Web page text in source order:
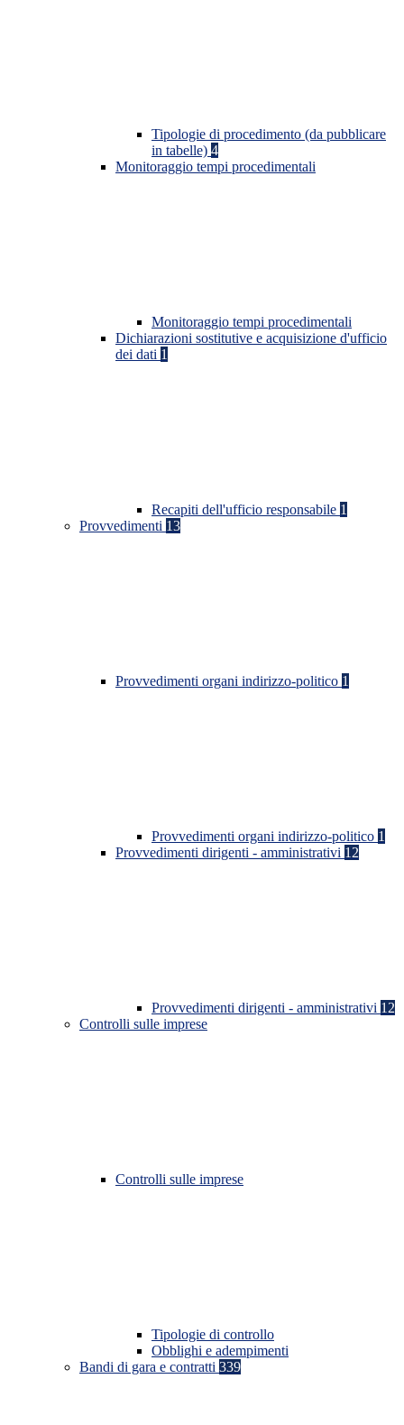
Tipologie di procedimento (da pubblicare
in tabelle) 4
Monitoraggio tempi procedimentali
Monitoraggio tempi procedimentali
Dichiarazioni sostitutive e acquisizione d'ufficio
dei dati 1
Recapiti dell'ufficio responsabile 1
Provvedimenti 13
Provvedimenti organi indirizzo-politico 1
Provvedimenti organi indirizzo-politico 1
Provvedimenti dirigenti - amministrativi 12
Provvedimenti dirigenti - amministrativi 12
Controlli sulle imprese
Controlli sulle imprese
Tipologie di controllo
Obblighi e adempimenti
Bandi di gara e contratti 339